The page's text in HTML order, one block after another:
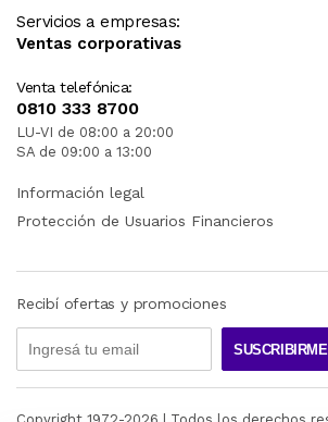
Servicios a empresas:
Ventas corporativas
Venta telefónica:
0810 333 8700
LU-VI de 08:00 a 20:00
SA de 09:00 a 13:00
Información legal
Protección de Usuarios Financieros
Recibí ofertas y promociones
SUSCRIBIRME